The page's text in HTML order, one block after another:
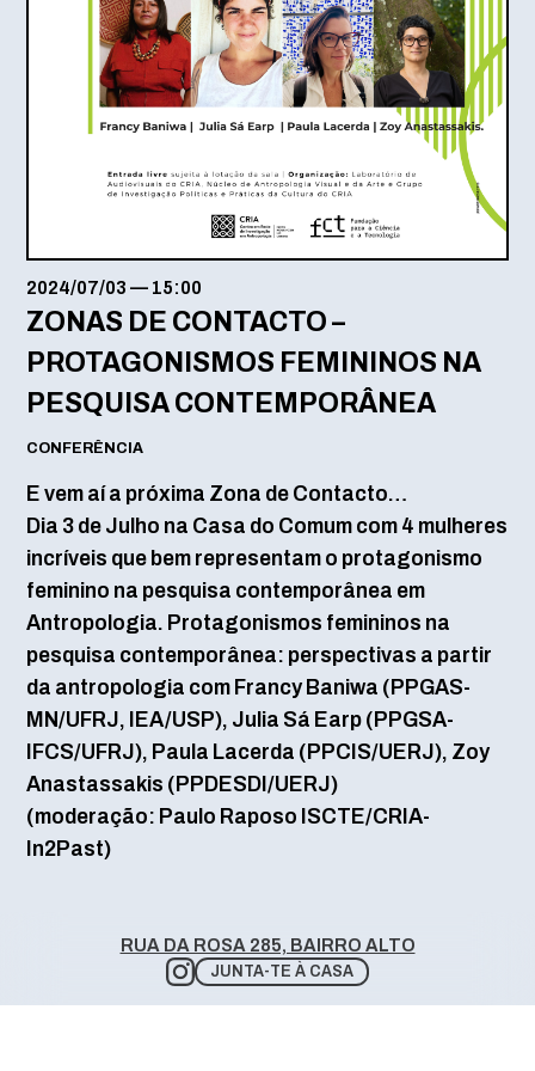
2024/07/03 — 15:00
ZONAS DE CONTACTO –
PROTAGONISMOS FEMININOS NA
PESQUISA CONTEMPORÂNEA
CONFERÊNCIA
E vem aí a próxima Zona de Contacto…
Dia 3 de Julho na Casa do Comum com 4 mulheres
incríveis que bem representam o protagonismo
feminino na pesquisa contemporânea em
Antropologia. Protagonismos femininos na
pesquisa contemporânea: perspectivas a partir
da antropologia com Francy Baniwa (PPGAS-
MN/UFRJ, IEA/USP), Julia Sá Earp (PPGSA-
IFCS/UFRJ), Paula Lacerda (PPCIS/UERJ), Zoy
Anastassakis (PPDESDI/UERJ)
(moderação: Paulo Raposo ISCTE/CRIA-
In2Past)
RUA DA ROSA 285, BAIRRO ALTO
JUNTA-TE À CASA